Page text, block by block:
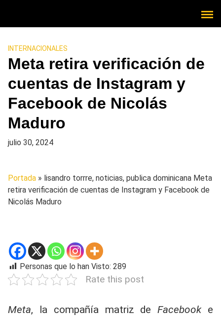
INTERNACIONALES
Meta retira verificación de
cuentas de Instagram y
Facebook de Nicolás
Maduro
julio 30, 2024
Portada » lisandro torrre, noticias, publica dominicana Meta
retira verificación de cuentas de Instagram y Facebook de
Nicolás Maduro
Personas que lo han Visto: 289
Rate this post
Meta, la compañía matriz deFacebooke